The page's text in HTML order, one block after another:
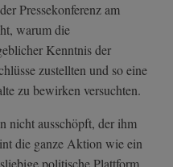
Pressekonferenz am
warum die
Kenntnis der
zustellten und so eine
zu bewirken versuchten.
nicht ausschöpft, der ihm
die ganze Aktion wie ein
politische Plattform